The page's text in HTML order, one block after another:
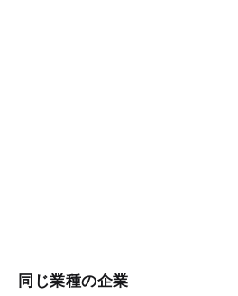
同じ業種の企業